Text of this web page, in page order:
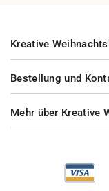
Bestellung und
Mehr über Kreative
Kreative